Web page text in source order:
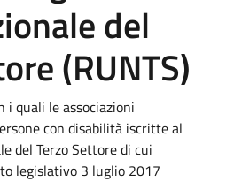
del
(RUNTS)
i quali le associazioni
con disabilità iscritte al
del Terzo Settore di cui
legislativo 3 luglio 2017